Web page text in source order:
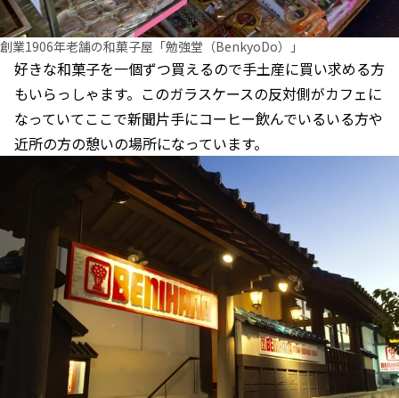
創業1906年老舗の和菓子屋「勉強堂（BenkyoDo）」
好きな和菓子を一個ずつ買えるので手土産に買い求める方
もいらっしゃます。このガラスケースの反対側がカフェに
なっていてここで新聞片手にコーヒー飲んでいるいる方や
近所の方の憩いの場所になっています。